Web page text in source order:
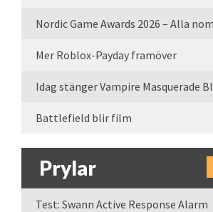
Mer Roblox-Payday framöver
Battlefield blir film
Prylar
Test: Swann Active Response Alarm